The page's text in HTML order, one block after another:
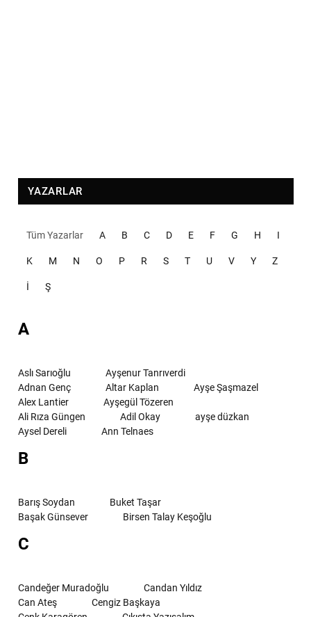
YAZARLAR
Tüm Yazarlar A B C D E F G H I
K M N O P R S T U V Y Z
İ Ş
A
Aslı Sarıoğlu
Ayşenur Tanrıverdi
Adnan Genç
Altar Kaplan
Ayşe Şaşmazel
Alex Lantier
Ayşegül Tözeren
Ali Rıza Güngen
Adil Okay
ayşe düzkan
Aysel Dereli
Ann Telnaes
B
Barış Soydan
Buket Taşar
Başak Günsever
Birsen Talay Keşoğlu
C
Candeğer Muradoğlu
Candan Yıldız
Can Ateş
Cengiz Başkaya